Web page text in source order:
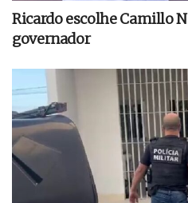
Ricardo escolhe Camillo
governador